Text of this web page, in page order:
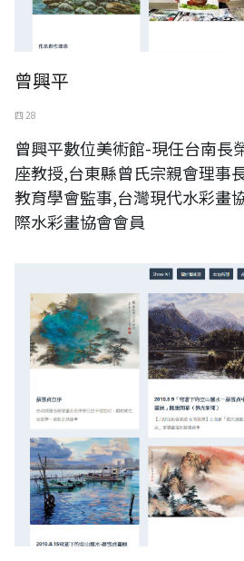
曾興平
四 28
曾興平數位美術館-現任台南長
座教授,台東縣曾氏宗親會理事
教育學會監事,台灣現代水彩畫
際水彩畫協會會員